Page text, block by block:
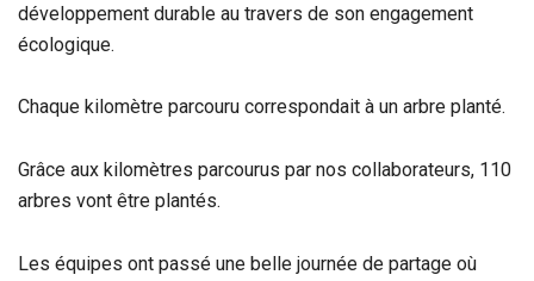
développement durable au travers de son engagement
écologique.
Chaque kilomètre parcouru correspondait à un arbre planté.
Grâce aux kilomètres parcourus par nos collaborateurs, 110
arbres vont être plantés.
Les équipes ont passé une belle journée de partage où